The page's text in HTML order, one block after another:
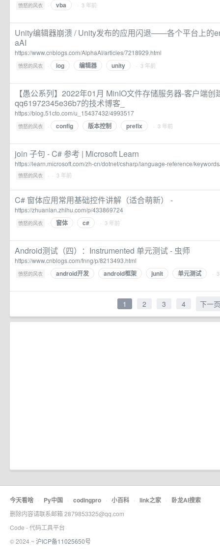
愤怒的风衣 · vba · 3 年前
Unity编辑器崩溃 / Unity发布的应用闪退——各个平台上的
aAI
https://www.cnblogs.com/AlphaAI/articles/7218929.html
愤怒的风衣 · log 编辑器 unity · 3 年前
【愚公系列】2022年01月 MinIO文件存储服务器-客户端
qq61972345e36b7的技术博客_
https://blog.51cto.com/u_15437432/4993517
愤怒的风衣 · config 版本控制 prefix · 3 年前
join 子句 - C# 参考 | Microsoft Learn
https://learn.microsoft.com/zh-cn/dotnet/csharp/language-reference/
愤怒的风衣 · · 3 年前
C# 窗体应用常用基础控件讲解（适合萌新） -
https://zhuanlan.zhihu.com/p/433869724
愤怒的风衣 · 窗体 c# · 3 年前
Android测试（四）：Instrumented 单元测试 - 虫师
https://www.cnblogs.com/fnng/p/8213493.html
愤怒的风衣 · android开发 android框架 junit 单元测试 ·
1 2 3 4 下一页
今天看啥 · Py中国 · codingpro · 小百科 · link之家 · 卧龙AI搜索
删除内容请联系邮箱 2879853325@qq.com
Code - 代码工具平台
© 2024 ~ 沪ICP备11025650号